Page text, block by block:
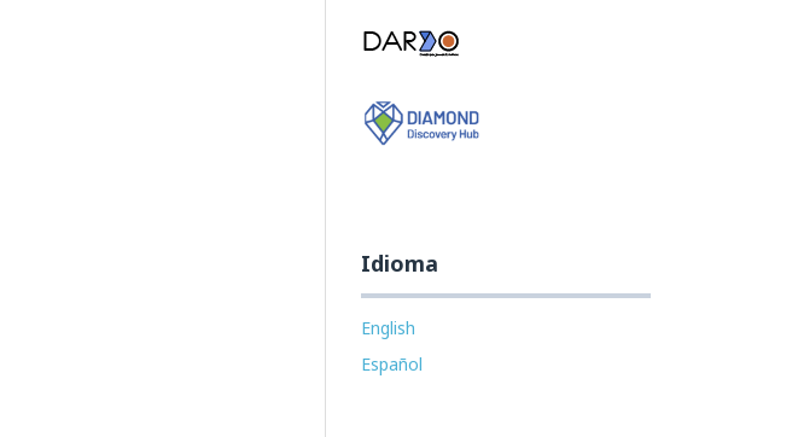
Idioma
English
Español